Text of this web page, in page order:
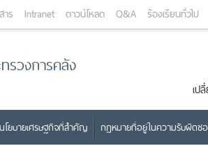
ร Intranet ดาวน์โหลด Q&A ร้องเรียนทั่วไป
รวงการคลัง
เป
นโยบายเศรษฐกิจที่สำคัญ กฎหมายที่อยู่ในความรับผิดช